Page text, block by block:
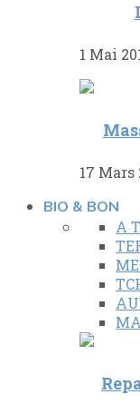
1 Mai
17 Mars
BIO & BON
A